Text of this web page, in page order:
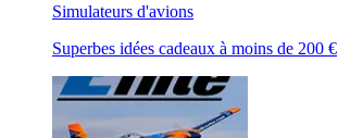
Simulateurs d'avions
Superbes idées cadeaux à moins de 200 €